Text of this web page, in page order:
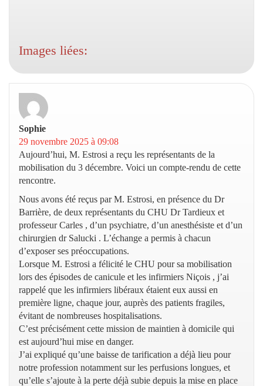
Images liées:
Sophie
29 novembre 2025 à 09:08
Aujourd’hui, M. Estrosi a reçu les représentants de la
mobilisation du 3 décembre. Voici un compte-rendu de cette
rencontre.
Nous avons été reçus par M. Estrosi, en présence du Dr
Barrière, de deux représentants du CHU Dr Tardieux et
professeur Carles , d’un psychiatre, d’un anesthésiste et d’un
chirurgien dr Salucki . L’échange a permis à chacun
d’exposer ses préoccupations.
Lorsque M. Estrosi a félicité le CHU pour sa mobilisation
lors des épisodes de canicule et les infirmiers Niçois , j’ai
rappelé que les infirmiers libéraux étaient eux aussi en
première ligne, chaque jour, auprès des patients fragiles,
évitant de nombreuses hospitalisations.
C’est précisément cette mission de maintien à domicile qui
est aujourd’hui mise en danger.
J’ai expliqué qu’une baisse de tarification a déjà lieu pour
notre profession notamment sur les perfusions longues, et
qu’elle s’ajoute à la perte déjà subie depuis la mise en place